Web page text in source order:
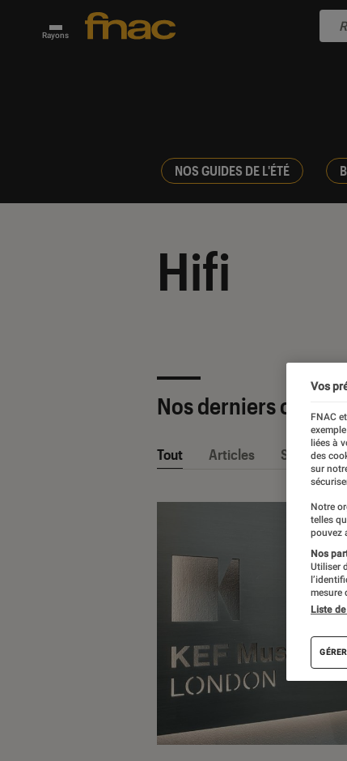
Rayons
NOS GUIDES DE L'ÉTÉ
Hifi
Nos derniers
Tout Articles Sélections
Vos
FNAC
liées à
des
sur
Notre
telles
pouvez
Nos
Utiliser
mesure
Liste